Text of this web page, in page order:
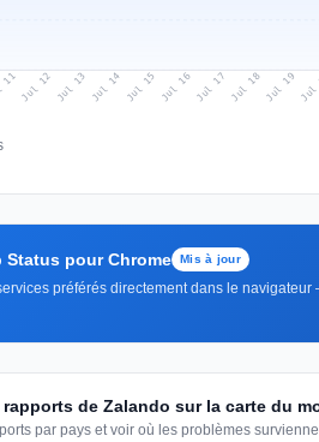
Jul 12 Jul 13 Jul 14 Jul 15 Jul 16Jul 17 Jul 18Jul 19
Status pour Chrome Mis à jour
préférés directement dans le
rapports de Zalando sur la carte du
par pays et voir où les problèmes